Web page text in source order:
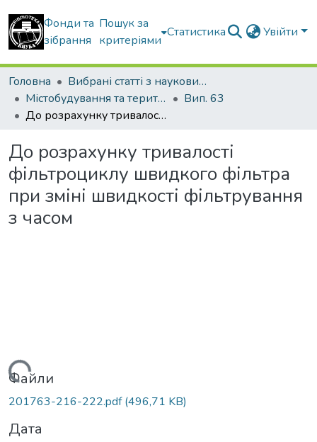
Фонди та
зібрання
Пошук за
критеріями
Статистика Увійти
Головна
Вибрані статті з наукових збірників КНУБА
Містобудування та територіальне планування
Вип. 63
До розрахунку тривалості фільтроциклу швидкого фільтра при зміні швидкості фільтрування з часом
До розрахунку тривалості
фільтроциклу швидкого фільтра
при зміні швидкості фільтрування
з часом
Файли
201763-216-222.pdf(496,71 KB)
Дата